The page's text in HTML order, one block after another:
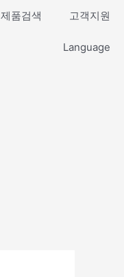
제품검색 고객지원
Language